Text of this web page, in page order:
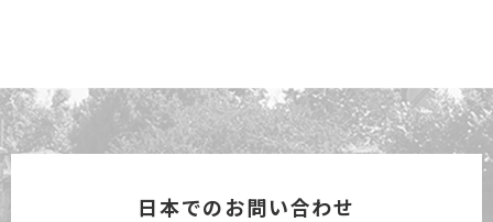
日本でのお問い合わせ